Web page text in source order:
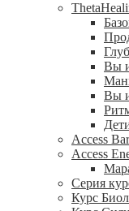
Вы
Вы
Access
Access
Серия
Курс